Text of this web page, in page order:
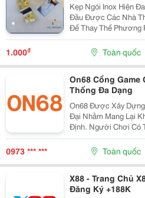
Kẹp Ngói Inox Hiện
Đầu Được Các Nhà
Để Thay Thế Phương
Trong Thi Công Mái
Chỉ Cần Đẹp Mà
Trước...
1.000₫ Toàn quốc
On68 Cổng Game
Thống Đa Dạng
On68 Được Xây Dựng
Đại Nhằm Mang Lại
Định. Người Chơi Có
Hoặc Máy Tính Mà
Liền Mạch Trong Suốt
0973 *** *** Toàn quốc
X88 - Trang Chủ
Đăng Ký +188K